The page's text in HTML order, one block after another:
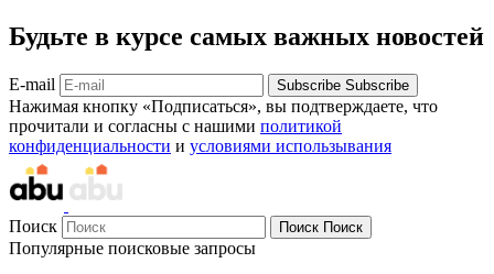
Будьте в курсе самых важных новостей
E-mail Subscribe Subscribe
Нажимая кнопку «Подписаться», вы подтверждаете, что
прочитали и согласны с нашими политикой
конфиденциальности и условиями использывания
Поиск Поиск Поиск
Популярные поисковые запросы